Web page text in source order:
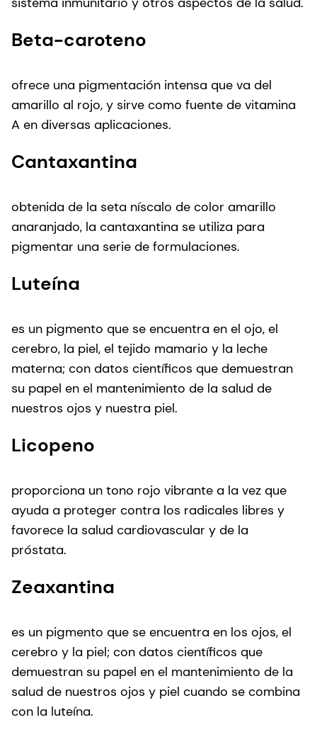
Beta-caroteno
ofrece una pigmentación intensa que va del
amarillo al rojo, y sirve como fuente de vitamina
A en diversas aplicaciones.
Cantaxantina
obtenida de la seta níscalo de color amarillo
anaranjado, la cantaxantina se utiliza para
pigmentar una serie de formulaciones.
Luteína
es un pigmento que se encuentra en el ojo, el
cerebro, la piel, el tejido mamario y la leche
materna; con datos científicos que demuestran
su papel en el mantenimiento de la salud de
nuestros ojos y nuestra piel.
Licopeno
proporciona un tono rojo vibrante a la vez que
ayuda a proteger contra los radicales libres y
favorece la salud cardiovascular y de la
próstata.
Zeaxantina
es un pigmento que se encuentra en los ojos, el
cerebro y la piel; con datos científicos que
demuestran su papel en el mantenimiento de la
salud de nuestros ojos y piel cuando se combina
con la luteína.